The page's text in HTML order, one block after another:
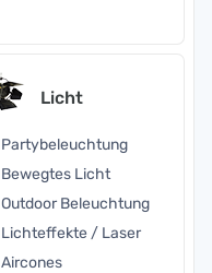
Licht
Partybeleuchtung
Bewegtes Licht
Outdoor Beleuchtung
Lichteffekte / Laser
Aircones